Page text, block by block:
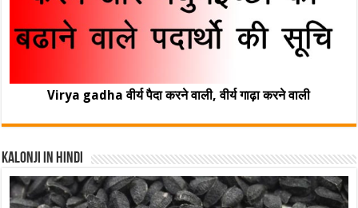
Virya gadha वीर्य पैदा करने वाली, वीर्य गाढ़ा करने वाली
Kalonji In Hindi